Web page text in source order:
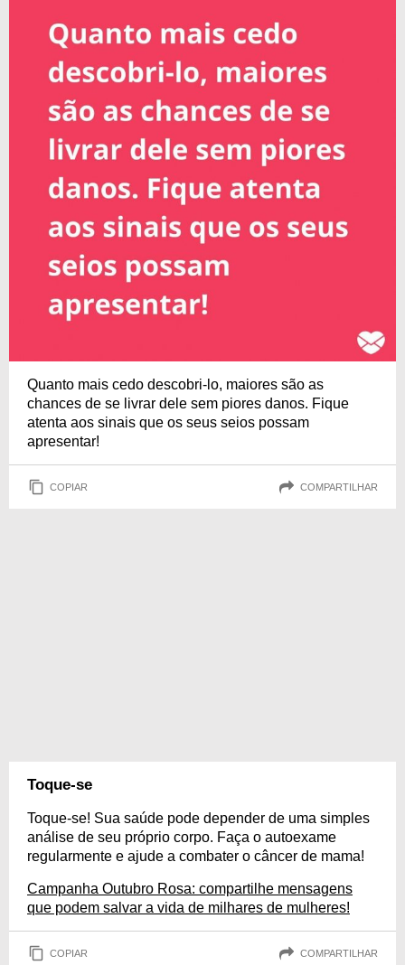
Quanto mais cedo descobri-lo, maiores são as
chances de se livrar dele sem piores danos. Fique
atenta aos sinais que os seus seios possam
apresentar!
COPIAR COMPARTILHAR
Toque-se
Toque-se! Sua saúde pode depender de uma simples
análise de seu próprio corpo. Faça o autoexame
regularmente e ajude a combater o câncer de mama!
Campanha Outubro Rosa: compartilhe mensagens
que podem salvar a vida de milhares de mulheres!
COPIAR COMPARTILHAR